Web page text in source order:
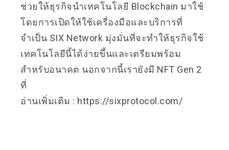
ช่วยให้ธุรกิจนำเทคโนโลยี Blockchain มาใช้
โดยการเปิดให้ใช้เครื่องมือและบริการที่
จำเป็น SIX Network มุ่งมั่นที่จะทำให้ธุรกิจใช้
เทคโนโลยีนี้ได้ง่ายขึ้นและเตรียมพร้อม
สำหรับอนาคต นอกจากนี้เรายังมี NFT Gen 2
ที่
อ่านเพิ่มเติม : https://sixprotocol.com/